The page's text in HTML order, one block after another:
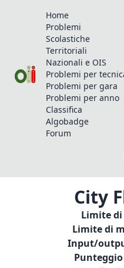
Home
Problemi
Scolastiche
Territoriali
Nazionali e OIS
Problemi per
Problemi per gara
Problemi per anno
Classifica
Algobadge
Forum
City
Limite
Limite di
Input/